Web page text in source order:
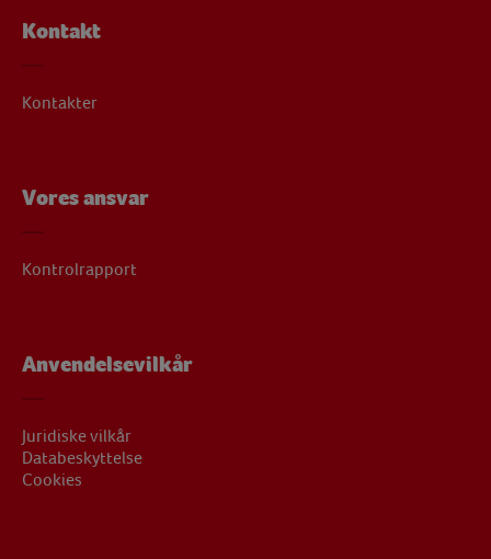
Kontakt
Kontakter
Vores ansvar
Kontrolrapport
Anvendelsevilkår
Juridiske vilkår
Databeskyttelse
Cookies